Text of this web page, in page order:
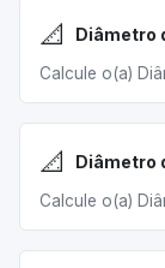
📐 Diâmetro
Calcule o(a)
📐 Diâmetro
Calcule o(a)